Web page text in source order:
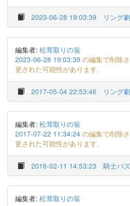
2023-06-28 19:03:39 リング
編集者: 松茸取りの翁
2023-06-28 19:03:39 の編集で削除
更された可能性があります。
2017-05-04 22:53:46 リング
編集者: 松茸取りの翁
2017-07-22 11:34:24 の編集で削除
更された可能性があります。
2016-02-11 14:53:23 騎士パ
編集者: 松茸取りの翁